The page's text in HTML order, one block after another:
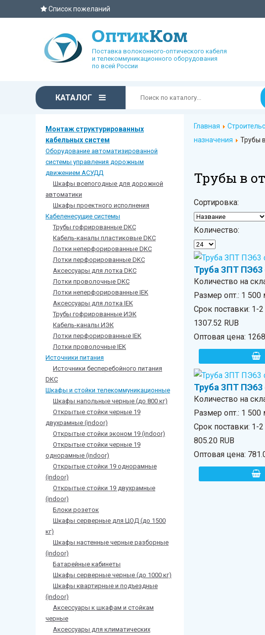
Список пожеланий
Поставка волоконного-оптического кабеля
и телекоммуникационного оборудования
по всей России
КАТАЛОГ
Монтаж структурированных
кабельных систем
Оборудование автоматизированной
системы управления дорожным
движением АСУДД
Шкафы всепогодные для дорожной
автоматики
Шкафы проектного исполнения
Кабеленесущие системы
Трубы гофрированные DKC
Кабель-каналы пластиковые DKC
Лотки неперфорированные DKC
Лотки перфорированные DKC
Аксессуары для лотка DKC
Лотки проволочные DKC
Лотки неперфорированные IEK
Аксессуары для лотка IEK
Трубы гофрированные ИЭК
Кабель-каналы ИЭК
Лотки перфорированные IEK
Лотки проволочные IEK
Источники питания
Источники бесперебойного питания
DKС
Шкафы и стойки телекоммуникационные
Шкафы напольные черные (до 800 кг)
Открытые стойки черные 19
двухрамные (indoor)
Открытые стойки эконом 19 (indoor)
Открытые стойки черные 19
однорамные (indoor)
Открытые стойки 19 однорамные
(indoor)
Открытые стойки 19 двухрамные
(indoor)
Блоки розеток
Шкафы серверные для ЦОД (до 1500
кг)
Шкафы настенные черные разборные
(indoor)
Батарейные кабинеты
Шкафы серверные черные (до 1000 кг)
Шкафы квартирные и подъездные
(indoor)
Аксессуары к шкафам и стойкам
черные
Аксессуары для климатических
Главная
назначения
Трубы
Трубы в
Сортировка:
Количество:
Труба ЗПТ ПЭ63
Количество на
Размер опт.: 1 500
Срок поставки: 1-
1307.52 RUB
Оптовая цена:
Труба ЗПТ ПЭ63
Количество на
Размер опт.: 1 500
Срок поставки: 1-
805.20 RUB
Оптовая цена: